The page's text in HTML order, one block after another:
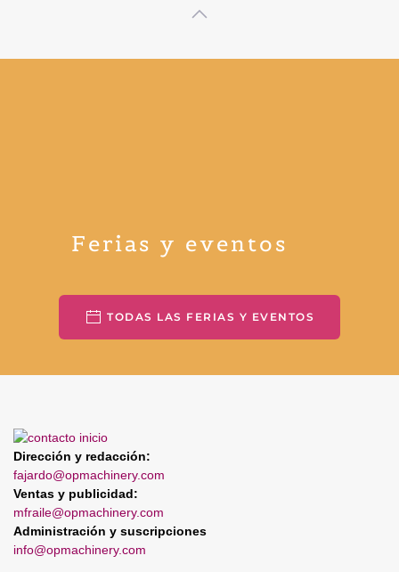
Ferias y eventos
TODAS LAS FERIAS Y EVENTOS
Dirección y redacción:
fajardo@opmachinery.com
Ventas y publicidad:
mfraile@opmachinery.com
Administración y suscripciones
info@opmachinery.com